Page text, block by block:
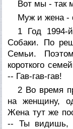
Вот мы - так
Муж и жена -
1 Год 1994-
Собаки. По
Семьи.
короткого
-- Гав-гав-гав!
2 Во время
на женщину,
Жена тут же
-- Ты видишь,